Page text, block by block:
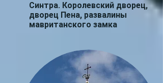
Синтра. Королевский дворец,
дворец Пена, развалины
мавританского замка